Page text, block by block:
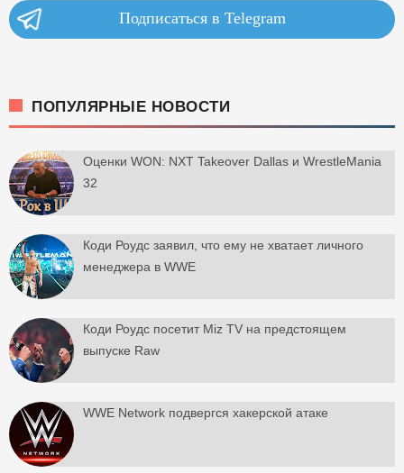
Подписаться в Telegram
ПОПУЛЯРНЫЕ НОВОСТИ
Оценки WON: NXT Takeover Dallas и WrestleMania
32
Коди Роудс заявил, что ему не хватает личного
менеджера в WWE
Коди Роудс посетит Miz TV на предстоящем
выпуске Raw
WWE Network подвергся хакерской атаке